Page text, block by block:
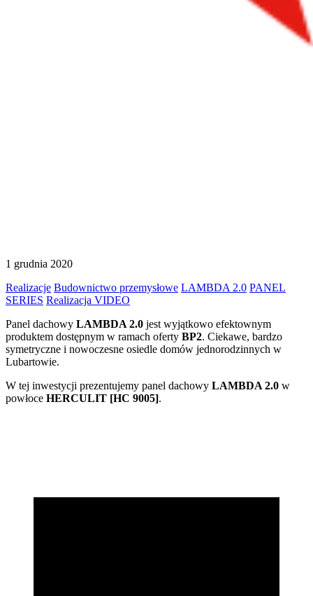
1 grudnia 2020
Realizacje Budownictwo przemysłowe LAMBDA 2.0 PANEL
SERIES Realizacja VIDEO
Panel dachowy LAMBDA 2.0 jest wyjątkowo efektownym
produktem dostępnym w ramach oferty BP2. Ciekawe, bardzo
symetryczne i nowoczesne osiedle domów jednorodzinnych w
Lubartowie.
W tej inwestycji prezentujemy panel dachowy LAMBDA 2.0 w
powłoce HERCULIT [HC 9005].